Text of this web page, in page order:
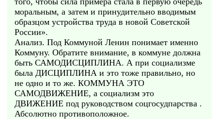
моральным, а затем и принудительно вводимым
образцом устройства труда в новой Советской
России».
Анализ. Под Коммуной Ленин понимает именно
Коммуну. Обратите внимание, в коммуне должна
быть САМОДИСЦИПЛИНА. А при социализме
была ДИСЦИПЛИНА и это тоже правильно, но
не одно и то же. КОММУНА ЭТО
САМОДВИЖЕНИЕ, а социализм это
ДВИЖЕНИЕ под руководством соцгосудпарства .
Абсолютно противоположное.